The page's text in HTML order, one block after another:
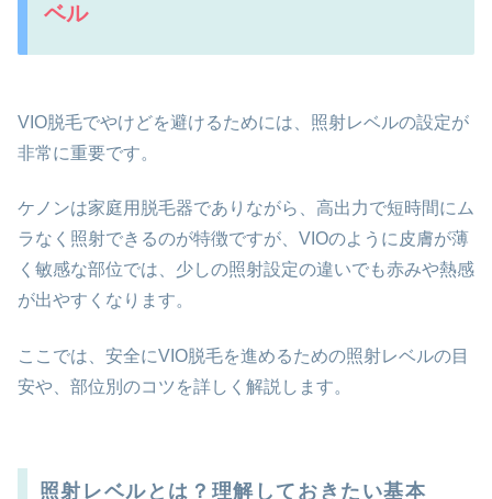
ベル
VIO脱毛でやけどを避けるためには、照射レベルの設定が
非常に重要です。
ケノンは家庭用脱毛器でありながら、高出力で短時間にム
ラなく照射できるのが特徴ですが、VIOのように皮膚が薄
く敏感な部位では、少しの照射設定の違いでも赤みや熱感
が出やすくなります。
ここでは、安全にVIO脱毛を進めるための照射レベルの目
安や、部位別のコツを詳しく解説します。
照射レベルとは？理解しておきたい基本